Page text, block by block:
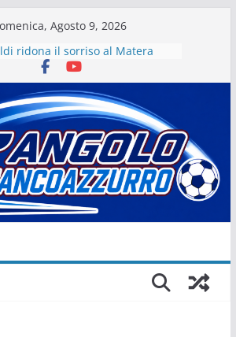
Agosto 9, 2026
ridona il sorriso al Matera
stagione del Matera 1933 al via
i fuochi d’artificio
1933 al lavoro per un
futuro. Video intervista col
Michele Motta
rinasce. E Matera sogna
– Palmese “nulla” di fatto